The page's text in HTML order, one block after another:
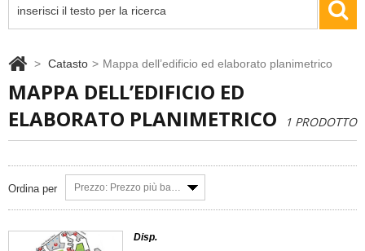
> Catasto > Mappa dell’edificio ed elaborato planimetrico
MAPPA DELL’EDIFICIO ED
ELABORATO PLANIMETRICO
1 PRODOTTO
Ordina per Prezzo: Prezzo più basso
Disp.